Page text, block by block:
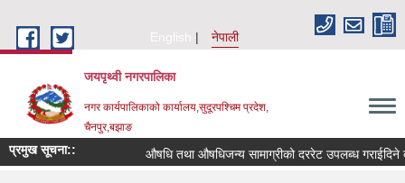
English
नेपाली
जयपृथ्वी नगरपालिका
नगर कार्यपालिकाको कार्यालय,सुदूरपश्चिम प्रदेश,
चैनपुर,बझाङ
प्रमुख सूचना:: औषधि तथा औषधिजन्य सामाग्रीको दररेट उपलब्ध गराईदिने